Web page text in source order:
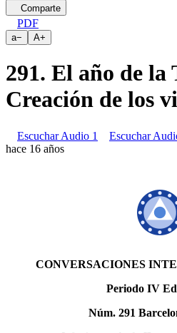
Comparte
PDF
a− A+
291. El año de la
Creación de los
Escuchar Audio 1
Escuchar
hace 16 años
CONVERSACIONES
Periodo IV
Núm. 291